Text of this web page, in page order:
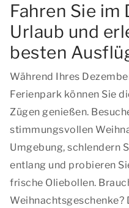
Fahren Sie im
Urlaub und
besten
Während Ihres
Ferienpark können Sie
Zügen genießen.
stimmungsvollen
Umgebung, schlendern
entlang und probieren
frische Oliebollen.
Weihnachtsgeschenke?